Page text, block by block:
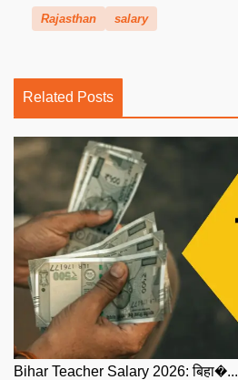
Rajasthan salary
Related Posts
Bihar Teacher Salary 2026: बिहा�...